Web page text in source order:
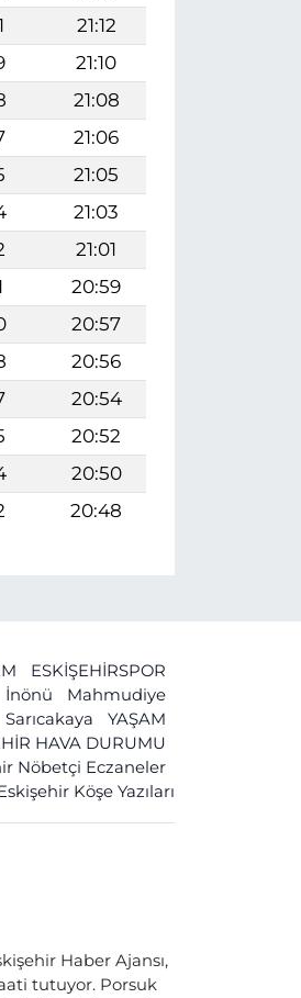
21:12
21:10
21:08
21:06
21:05
21:03
21:01
20:59
20:57
20:56
20:54
20:52
20:50
20:48
ESKİŞEHİRSPOR
İnönü
Mahmudiye
Sarıcakaya
YAŞAM
HAVA DURUMU
Nöbetçi Eczaneler
Köşe Yazıları
Haber Ajansı,
tutuyor. Porsuk